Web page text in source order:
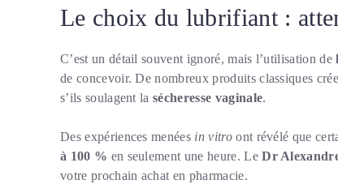
Le choix du lubrifiant :
C’est un détail souvent ignoré, mais l’utilisation de
de concevoir. De nombreux produits classiques
s’ils soulagent lasécheresse vaginale.
Des expériences menées in vitroont révélé que
à 100 % en seulement une heure. LeDr
votre prochain achat en pharmacie.